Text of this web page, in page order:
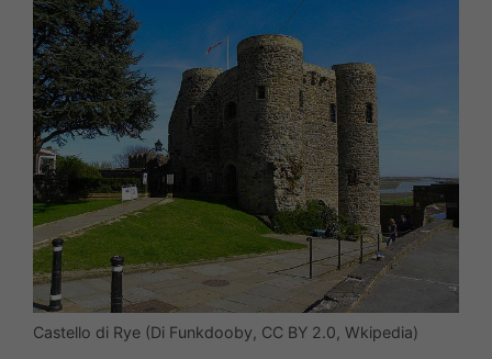
Castello di Rye (Di Funkdooby, CC BY 2.0, Wkipedia)